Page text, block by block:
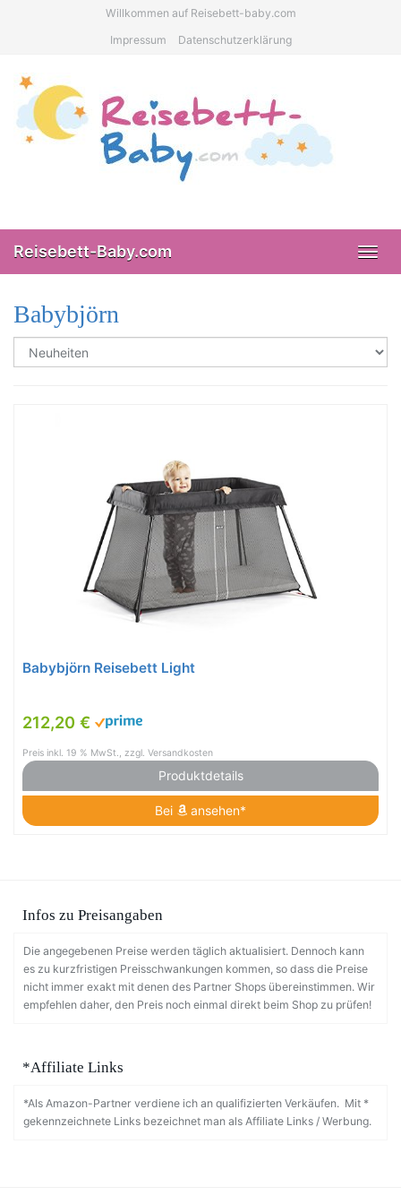
Willkommen auf Reisebett-baby.com
Impressum
Datenschutzerklärung
Reisebett-Baby.com
Babybjörn
Babybjörn Reisebett Light
212,20 €
Preis inkl. 19 % MwSt., zzgl. Versandkosten
Produktdetails
Bei ansehen*
Infos zu Preisangaben
Die angegebenen Preise werden täglich aktualisiert. Dennoch kann
es zu kurzfristigen Preisschwankungen kommen, so dass die Preise
nicht immer exakt mit denen des Partner Shops übereinstimmen. Wir
empfehlen daher, den Preis noch einmal direkt beim Shop zu prüfen!
*Affiliate Links
*Als Amazon-Partner verdiene ich an qualifizierten Verkäufen. Mit *
gekennzeichnete Links bezeichnet man als Affiliate Links / Werbung.